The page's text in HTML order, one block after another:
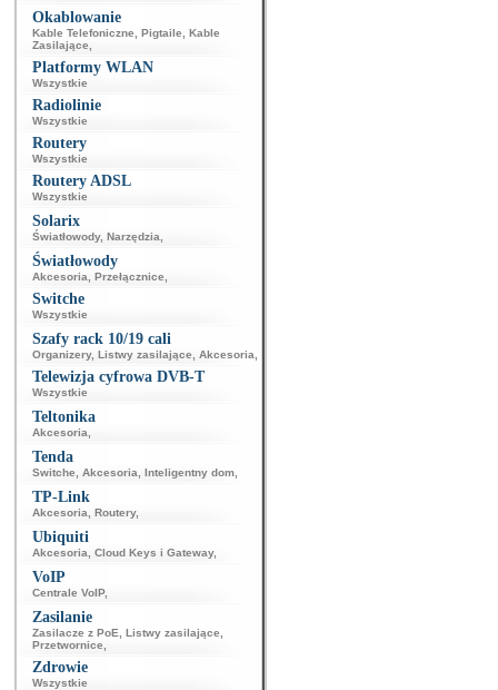
Okablowanie
Kable Telefoniczne Pigtaile
Kable
Zasilające
Platformy WLAN
Wszystkie
Radiolinie
Wszystkie
Routery
Wszystkie
Routery ADSL
Wszystkie
Solarix
Światłowody, Narzędzia
Światłowody
Akcesoria Przełącznice
Switche
Wszystkie
Szafy rack 10/19 cali
Organizery, Listwy zasilające Akcesoria
Telewizja cyfrowa DVB-T
Wszystkie
Teltonika
Akcesoria
Tenda
Switche Akcesoria Inteligentny dom
TP-Link
Akcesoria Routery,
Ubiquiti
Akcesoria Cloud Keys i Gateway,
VoIP
Centrale VoIP,
Zasilanie
Zasilacze z PoE Listwy zasilające
Przetwornice
Zdrowie
Wszystkie